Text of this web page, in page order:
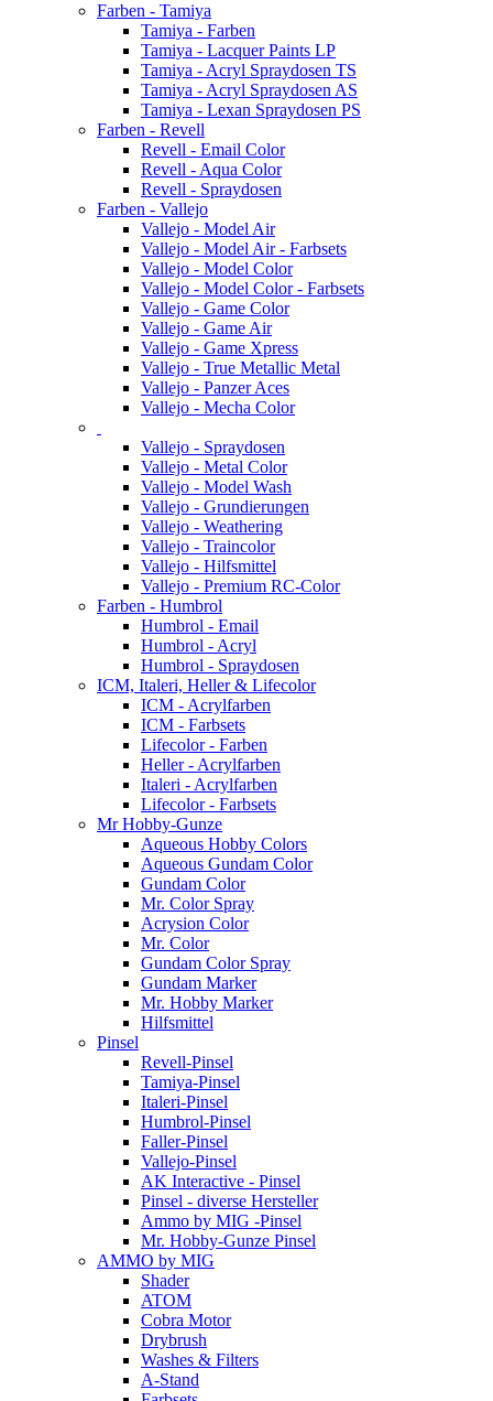
Farben - Tamiya
Tamiya - Farben
Tamiya - Lacquer Paints LP
Tamiya - Acryl Spraydosen TS
Tamiya - Acryl Spraydosen AS
Tamiya - Lexan Spraydosen PS
Farben - Revell
Revell - Email Color
Revell - Aqua Color
Revell - Spraydosen
Farben - Vallejo
Vallejo - Model Air
Vallejo - Model Air - Farbsets
Vallejo - Model Color
Vallejo - Model Color - Farbsets
Vallejo - Game Color
Vallejo - Game Air
Vallejo - Game Xpress
Vallejo - True Metallic Metal
Vallejo - Panzer Aces
Vallejo - Mecha Color
Vallejo - Spraydosen
Vallejo - Metal Color
Vallejo - Model Wash
Vallejo - Grundierungen
Vallejo - Weathering
Vallejo - Traincolor
Vallejo - Hilfsmittel
Vallejo - Premium RC-Color
Farben - Humbrol
Humbrol - Email
Humbrol - Acryl
Humbrol - Spraydosen
ICM, Italeri, Heller & Lifecolor
ICM - Acrylfarben
ICM - Farbsets
Lifecolor - Farben
Heller - Acrylfarben
Italeri - Acrylfarben
Lifecolor - Farbsets
Mr Hobby-Gunze
Aqueous Hobby Colors
Aqueous Gundam Color
Gundam Color
Mr. Color Spray
Acrysion Color
Mr. Color
Gundam Color Spray
Gundam Marker
Mr. Hobby Marker
Hilfsmittel
Pinsel
Revell-Pinsel
Tamiya-Pinsel
Italeri-Pinsel
Humbrol-Pinsel
Faller-Pinsel
Vallejo-Pinsel
AK Interactive - Pinsel
Pinsel - diverse Hersteller
Ammo by MIG -Pinsel
Mr. Hobby-Gunze Pinsel
AMMO by MIG
Shader
ATOM
Cobra Motor
Drybrush
Washes & Filters
A-Stand